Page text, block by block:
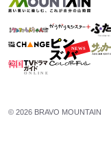
© 2026 BRAVO MOUNTAIN